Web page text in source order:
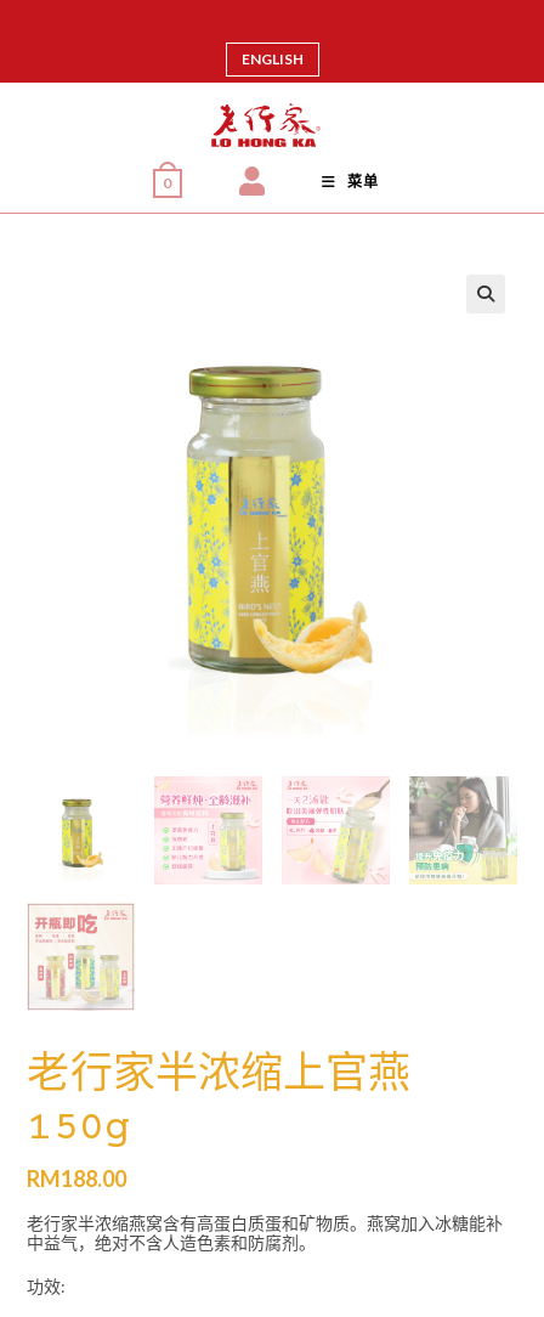
ENGLISH
0 菜单
老行家半浓缩上官燕
150g
RM188.00
老行家半浓缩燕窝含有高蛋白质蛋和矿物质。燕窝加入冰糖能补
中益气，绝对不含人造色素和防腐剂。
功效: